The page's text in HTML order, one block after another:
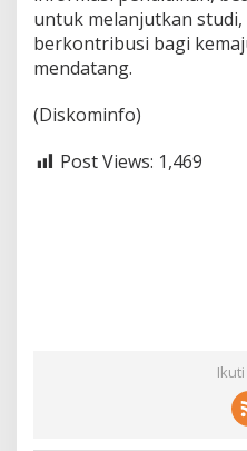
untuk melanjutkan
berkontribusi bagi
mendatang.
(Diskominfo)
Post Views: 1,469